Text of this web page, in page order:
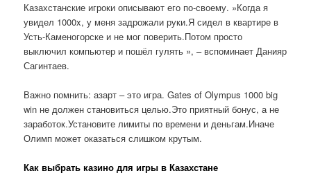
Казахстанские игроки описывают его по-своему. »Когда я
увидел 1000x, у меня задрожали руки.Я сидел в квартире в
Усть-Каменогорске и не мог поверить.Потом просто
выключил компьютер и пошёл гулять », – вспоминает Данияр
Сагинтаев.
Важно помнить: азарт – это игра. Gates of Olympus 1000 big
win не должен становиться целью.Это приятный бонус, а не
заработок.Установите лимиты по времени и деньгам.Иначе
Олимп может оказаться слишком крутым.
Как выбрать казино для игры в Казахстане